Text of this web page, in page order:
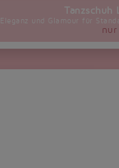
Tanzschuh
Eleganz und Glamour für
nur